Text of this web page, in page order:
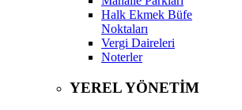
Halk Ekmek Büfe
Noktaları
Vergi Daireleri
Noterler
YEREL YÖNETİM